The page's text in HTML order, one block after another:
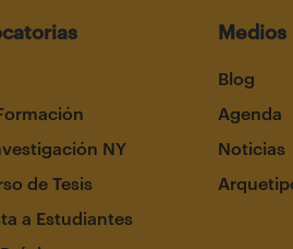
NY
de Tesis
a Estudiantes
Medios
Blog
Agenda
Noticias